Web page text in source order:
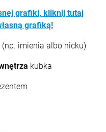
grafiki, kliknij tutaj
grafiką!
(np. imienia albo nicku)
kubka